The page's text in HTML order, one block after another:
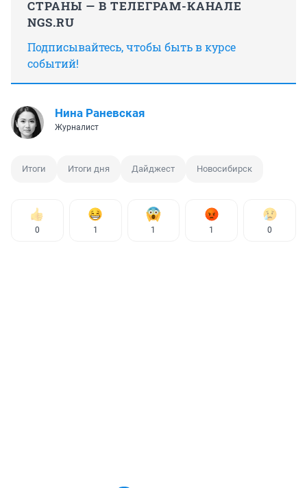
СТРАНЫ — В ТЕЛЕГРАМ-КАНАЛЕ
NGS.RU
Подписывайтесь, чтобы быть в курсе
событий!
Нина Раневская
Журналист
Итоги Итоги дня Дайджест Новосибирск
0 1 1 1 0